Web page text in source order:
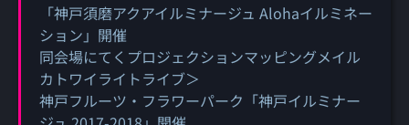
「神戸須磨アクアイルミナージュ Alohaイルミネー
ション」開催
同会場にてくプロジェクションマッピングメイル
カトワイライトライブ＞
神戸フルーツ・フラワーパーク「神戸イルミナー